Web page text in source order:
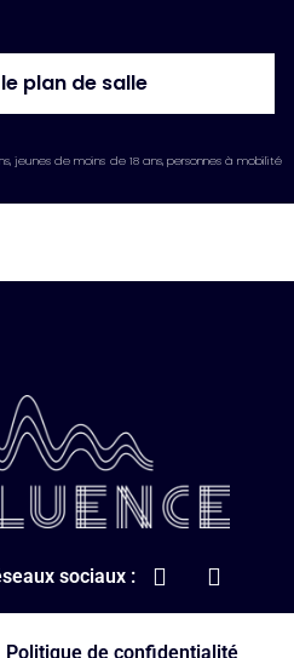
plan de salle
jeunes de moins de 18 ans, personnes à mobilité
sociaux :
Politique de confidentialité